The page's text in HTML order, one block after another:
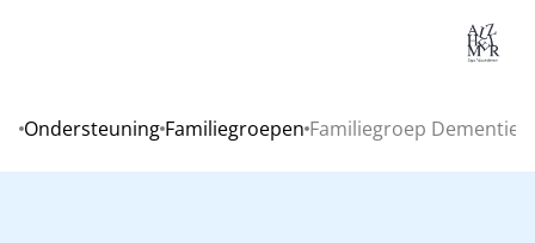
Home
Ondersteuning Familiegroepen Familiegroep Dementie